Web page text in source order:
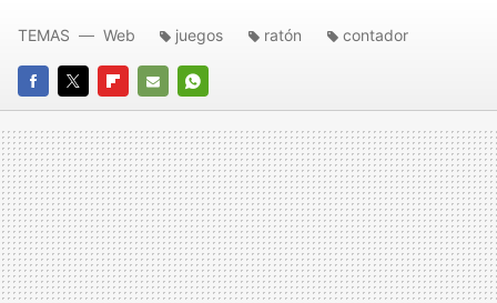
FACEBOOK
TWITTERFLIPBOARD
E-
MAIL
WHATSAPP
TEMAS Web juegos ratón contador